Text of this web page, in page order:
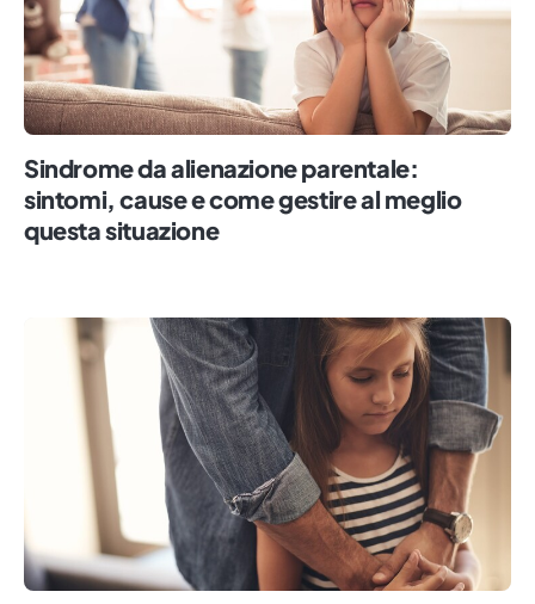
Sindrome da alienazione parentale:
sintomi, cause e come gestire al meglio
questa situazione